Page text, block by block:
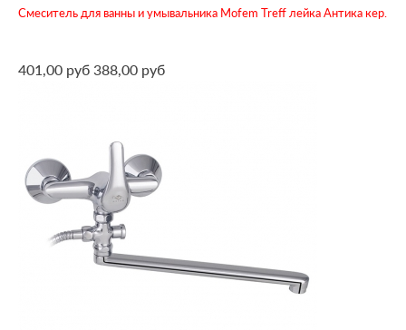
Смеситель для ванны и умывальника Mofem Treff лейка Антика кер.
401,00 руб 388,00 руб